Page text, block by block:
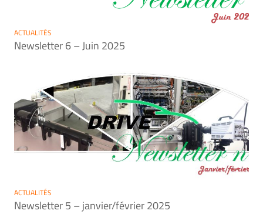
ACTUALITÉS
Newsletter 6 – Juin 2025
ACTUALITÉS
Newsletter 5 – janvier/février 2025